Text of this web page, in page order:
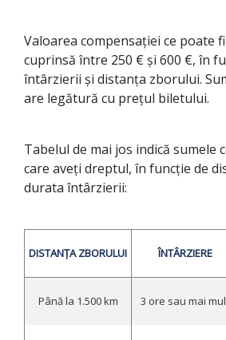
Valoarea compensației ce poate
cuprinsă între 250 € și 600 €, în
întârzierii și distanța zborului.
are legătură cu prețul biletului.
Tabelul de mai jos indică sumele
care aveți dreptul, în funcție de
durata întârzierii:
DISTANȚA ZBORULUI ÎNTÂRZIERE
Până la 1.500 km 3 ore sau mai